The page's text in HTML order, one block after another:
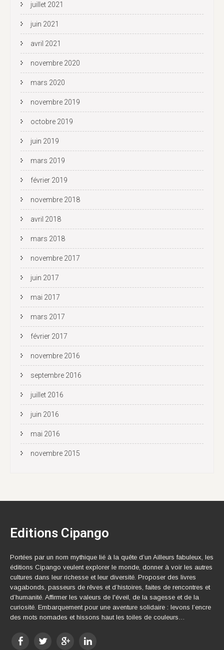
juillet 2021
juin 2021
avril 2021
novembre 2020
mars 2020
novembre 2019
octobre 2019
juin 2019
mars 2019
février 2019
novembre 2018
avril 2018
mars 2018
novembre 2017
juin 2017
mai 2017
mars 2017
février 2017
novembre 2016
septembre 2016
juillet 2016
juin 2016
mai 2016
novembre 2015
Editions Cipango
Portées par un nom mythique lié à la quête d’un Ailleurs fabuleux, les
éditions Cipango veulent explorer le monde, donner à voir les autres
cultures dans leur richesse et leur diversité. Proposer des livres
vagabonds, passeurs de rêves et d’histoires, faites de rencontres et
d’humanité. Affirmer les valeurs de l'éveil, de la sagesse et de la
curiosité. Embarquement pour une aventure solidaire : levons l’encre
des mots nomades et hissons haut les toiles de couleurs…